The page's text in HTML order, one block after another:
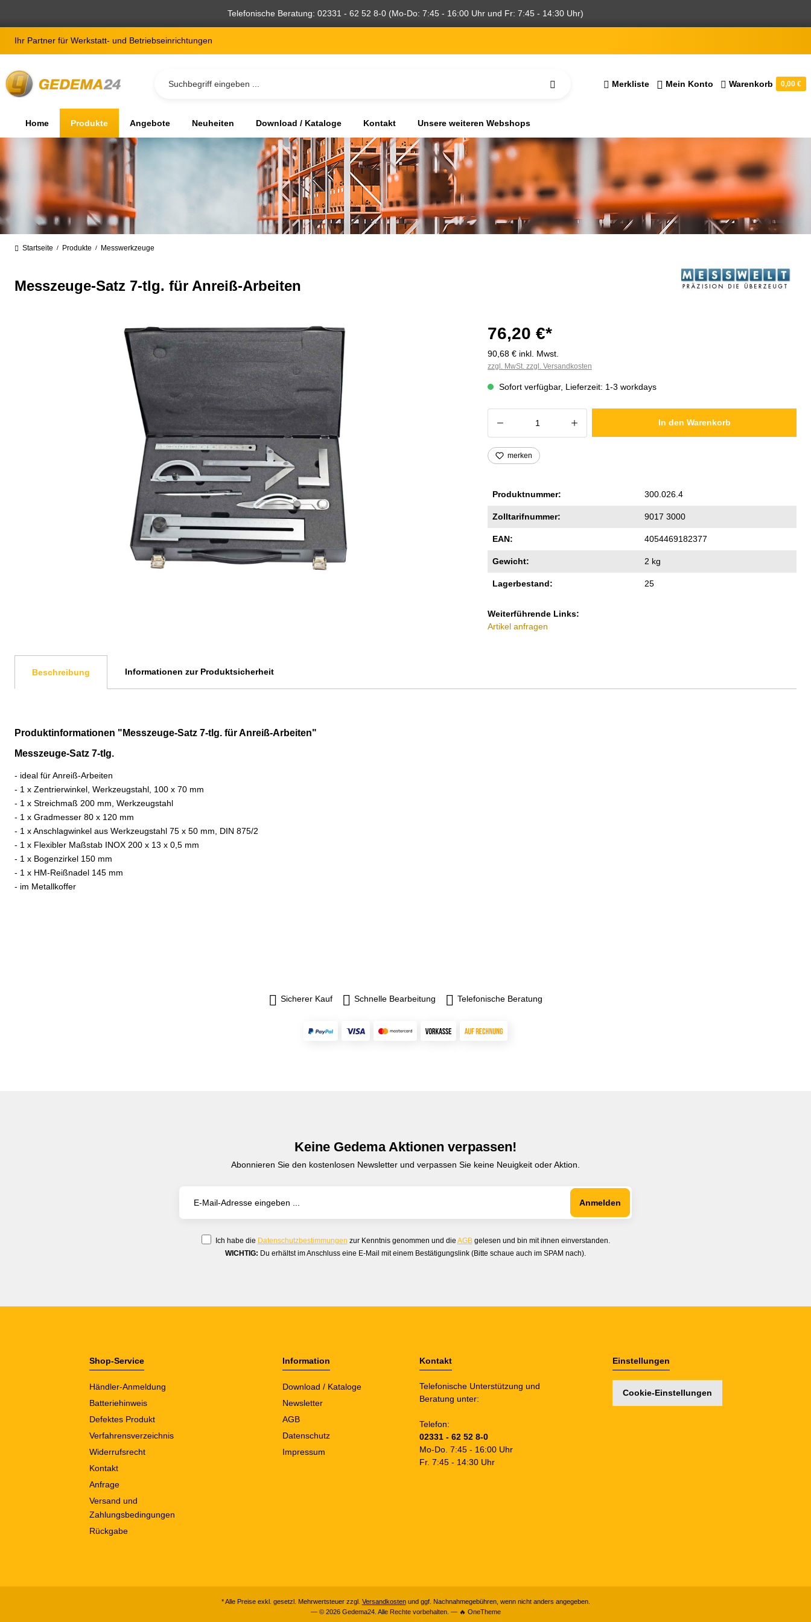
Telefonische Beratung: 02331 - 62 52 8-0 (Mo-Do: 7:45 - 16:00 Uhr und Fr: 7:45 - 14:30 Uhr)
Ihr Partner für Werkstatt- und Betriebseinrichtungen
Merkliste Mein Konto Warenkorb 0,00 €
Home Produkte Angebote Neuheiten Download / Kataloge Kontakt Unsere weiteren Webshops
Startseite / Produkte / Messwerkzeuge
Messzeuge-Satz 7-tlg. für Anreiß-Arbeiten
76,20 €*
90,68 € inkl. Mwst.
zzgl. MwSt. zzgl. Versandkosten
Sofort verfügbar, Lieferzeit: 1-3 workdays
Produkt Anzahl: Gib den gewünschten Wert
In den Warenkorb
merken
Produktnummer: 300.026.4
Zolltarifnummer: 9017 3000
EAN: 4054469182377
Gewicht: 2 kg
Lagerbestand: 25
Weiterführende Links:
Artikel anfragen
Beschreibung Informationen zur Produktsicherheit
Produktinformationen "Messzeuge-Satz 7-tlg. für Anreiß-Arbeiten"
Messzeuge-Satz 7-tlg.
- ideal für Anreiß-Arbeiten
- 1 x Zentrierwinkel, Werkzeugstahl, 100 x 70 mm
- 1 x Streichmaß 200 mm, Werkzeugstahl
- 1 x Gradmesser 80 x 120 mm
- 1 x Anschlagwinkel aus Werkzeugstahl 75 x 50 mm, DIN 875/2
- 1 x Flexibler Maßstab INOX 200 x 13 x 0,5 mm
- 1 x Bogenzirkel 150 mm
- 1 x HM-Reißnadel 145 mm
- im Metallkoffer
Sicherer Kauf Schnelle Bearbeitung Telefonische Beratung
Keine Gedema Aktionen verpassen!
Abonnieren Sie den kostenlosen Newsletter und verpassen Sie keine Neuigkeit oder Aktion.
Ich habe die Datenschutzbestimmungen zur Kenntnis genommen und die AGBgelesen und bin mit ihnen einverstanden.
WICHTIG: Du erhältst im Anschluss eine E-Mail mit einem Bestätigungslink (Bitte schaue auch im SPAM nach).
Shop-Service
Händler-Anmeldung
Batteriehinweis
Defektes Produkt
Verfahrensverzeichnis
Widerrufsrecht
Kontakt
Anfrage
Versand und
Zahlungsbedingungen
Rückgabe
Information
Download / Kataloge
Newsletter
AGB
Datenschutz
Impressum
Kontakt
Telefonische Unterstützung und
Beratung unter:
Telefon:
02331 - 62 52 8-0
Mo-Do. 7:45 - 16:00 Uhr
Fr. 7:45 - 14:30 Uhr
Einstellungen
Cookie-Einstellungen
* Alle Preise exkl. gesetzl. Mehrwertsteuer zzgl. Versandkostenund ggf. Nachnahmegebühren, wenn nicht anders angegeben.
— © 2026 Gedema24. Alle Rechte vorbehalten. — 🔥 OneTheme